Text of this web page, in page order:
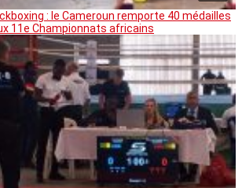
: le Cameroun remporte 40 médailles
11e Championnats africains